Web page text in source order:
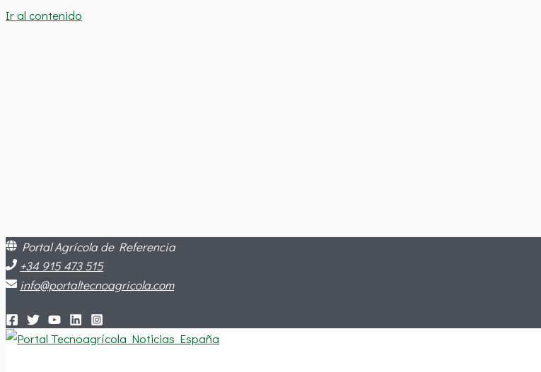
Ir al contenido
Portal Agrícola de Referencia
+34 915 473 515
info@portaltecnoagricola.com